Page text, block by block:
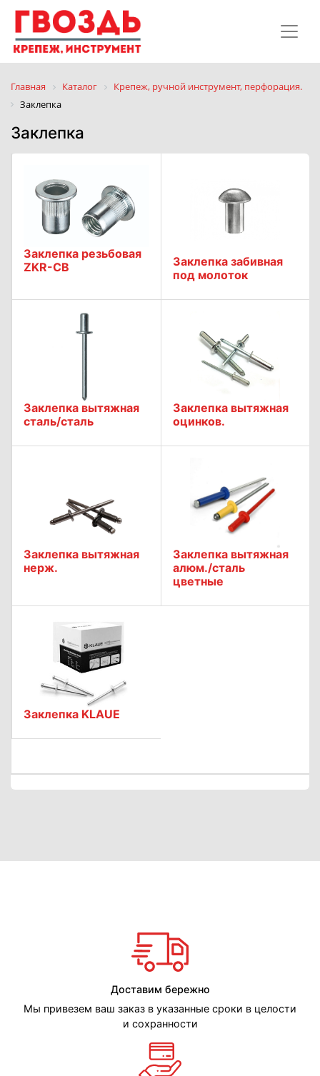
Главная Каталог
Крепеж, ручной инструмент, перфорация.
Заклепка
Заклепка
Заклепка резьбовая
ZKR-CB
Заклепка забивная
под молоток
Заклепка вытяжная
сталь/сталь
Заклепка вытяжная
оцинков.
Заклепка вытяжная
нерж.
Заклепка вытяжная
алюм./сталь
цветные
Заклепка KLAUE
Доставим бережно
Мы привезем ваш заказ в указанные сроки в целости
и сохранности